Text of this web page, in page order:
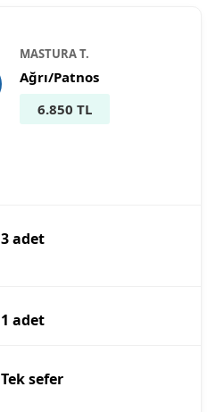
MASTURA T.
Ağrı/Patnos
6.850 TL
3 adet
1 adet
Tek sefer